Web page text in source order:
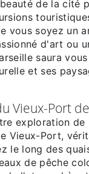
de la cité
vous soyez un
d'art ou
saura
et ses
Vieux-Port
exploration de
Vieux-Port,
le long des
de pêche